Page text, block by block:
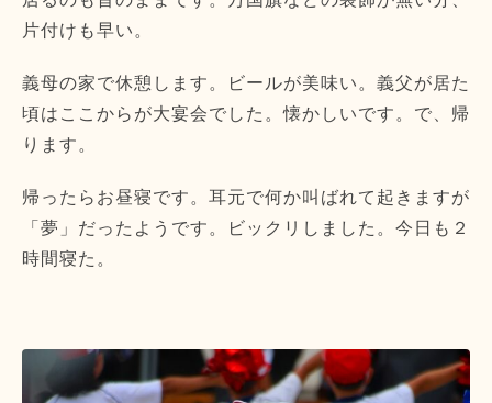
片付けも早い。
義母の家で休憩します。ビールが美味い。義父が居た
頃はここからが大宴会でした。懐かしいです。で、帰
ります。
帰ったらお昼寝です。耳元で何か叫ばれて起きますが
「夢」だったようです。ビックリしました。今日も２
時間寝た。